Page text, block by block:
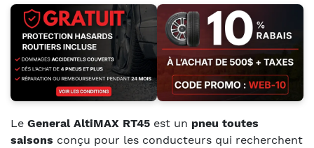
Le General AltiMAX RT45 est un pneu toutes
saisons conçu pour les conducteurs qui recherchent